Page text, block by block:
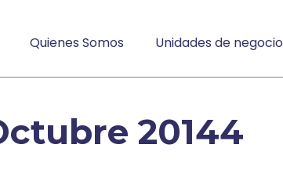
Quienes Somos Unidades de negocio
20144